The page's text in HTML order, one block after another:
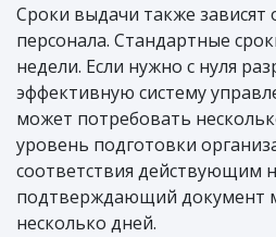
Сроки выдачи также
персонала. Стандартные
недели. Если нужно с нуля
эффективную систему
может потребовать
уровень подготовки
соответствия действующим
подтверждающий документ
несколько дней.